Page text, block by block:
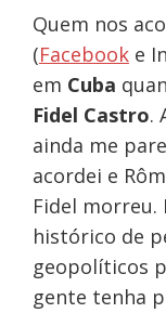
Quem nos
(Facebooke
em Cuba
Fidel Castro.
ainda me
acordei e
Fidel morreu.
histórico de
geopolíticos
gente tenha